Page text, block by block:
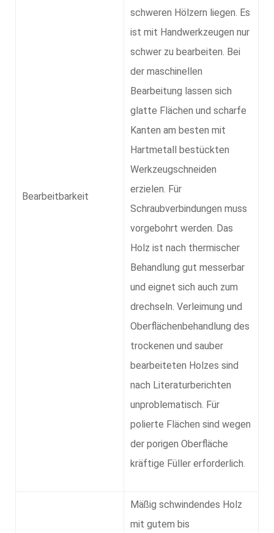
Bearbeitbarkeit
schweren Hölzern liegen. Es
ist mit Handwerkzeugen nur
schwer zu bearbeiten. Bei
der maschinellen
Bearbeitung lassen sich
glatte Flächen und scharfe
Kanten am besten mit
Hartmetall bestückten
Werkzeugschneiden
erzielen. Für
Schraubverbindungen muss
vorgebohrt werden. Das
Holz ist nach thermischer
Behandlung gut messerbar
und eignet sich auch zum
drechseln. Verleimung und
Oberflächenbehandlung des
trockenen und sauber
bearbeiteten Holzes sind
nach Literaturberichten
unproblematisch. Für
polierte Flächen sind wegen
der porigen Oberfläche
kräftige Füller erforderlich.
Mäßig schwindendes Holz
mit gutem bis